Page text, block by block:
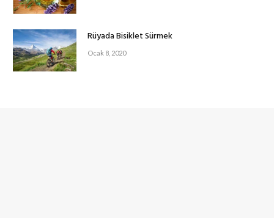
Rüyada Bisiklet Sürmek
Ocak 8, 2020